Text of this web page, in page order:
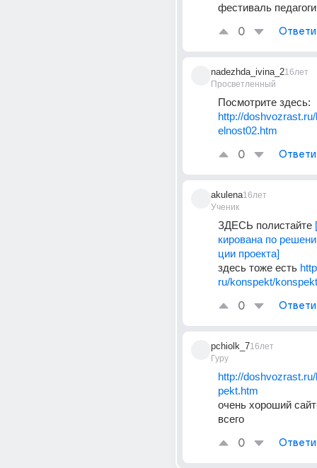
фестиваль
0
nadezhda_ivina_2
Просветленный
16лет
Посмотрите здесь:
http://
elnost02.htm
0
akulena
Ученик
16лет
ЗДЕСЬ полистайте
кирована по
ции проекта]
здесь тоже есть
ru/konspekt/
0
pchiolk_7
Гуру
16лет
http://
pekt.htm
очень хороший
всего
0